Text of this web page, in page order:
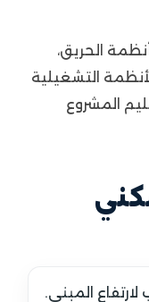
الحريق،
التشغيلية
المشروع
المبنى.